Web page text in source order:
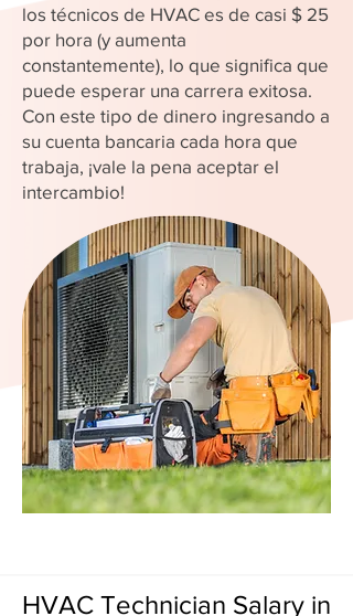
los técnicos de HVAC es de casi $ 25
por hora (y aumenta
constantemente), lo que significa que
puede esperar una carrera exitosa.
Con este tipo de dinero ingresando a
su cuenta bancaria cada hora que
trabaja, ¡vale la pena aceptar el
intercambio!
HVAC Technician Salary in